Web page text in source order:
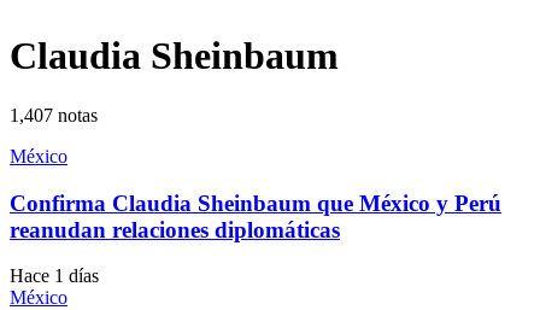
Claudia Sheinbaum
1,407 notas
México
Confirma Claudia Sheinbaum que México y Perú
reanudan relaciones diplomáticas
Hace 1 días
México